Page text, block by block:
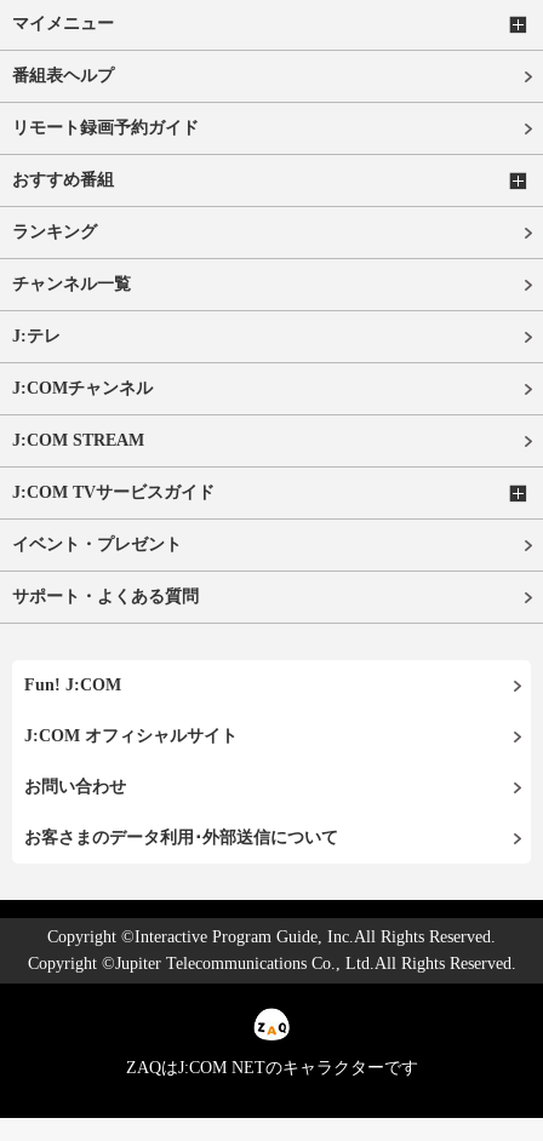
マイメニュー
番組表ヘルプ
リモート録画予約ガイド
おすすめ番組
ランキング
チャンネル一覧
J:テレ
J:COMチャンネル
J:COM STREAM
J:COM TVサービスガイド
イベント・プレゼント
サポート・よくある質問
Fun! J:COM
J:COM オフィシャルサイト
お問い合わせ
お客さまのデータ利用･外部送信について
Copyright ©Interactive Program Guide, Inc.All Rights Reserved.
Copyright ©Jupiter Telecommunications Co., Ltd.All Rights Reserved.
ZAQはJ:COM NETのキャラクターです